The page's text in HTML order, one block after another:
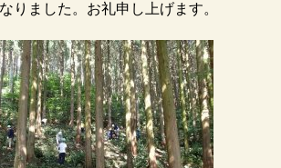
りました。お礼申し上げます。